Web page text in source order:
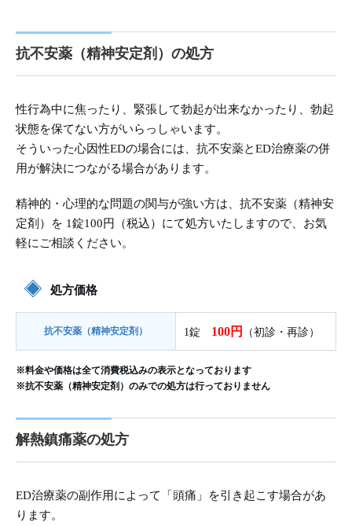
抗不安薬（精神安定剤）の処方
性行為中に焦ったり、緊張して勃起が出来なかったり、勃起
状態を保てない方がいらっしゃいます。
そういった心因性EDの場合には、抗不安薬とED治療薬の併
用が解決につながる場合があります。
精神的・心理的な問題の関与が強い方は、抗不安薬（精神安
定剤）を 1錠100円（税込）にて処方いたしますので、お気
軽にご相談ください。
処方価格
抗不安薬（精神安定剤） 1錠 100円 （初診・再診）
※料金や価格は全て消費税込みの表示となっております
※抗不安薬（精神安定剤）のみでの処方は行っておりません
解熱鎮痛薬の処方
ED治療薬の副作用によって「頭痛」を引き起こす場合があ
ります。